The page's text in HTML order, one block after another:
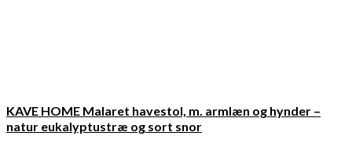
KAVE HOME Malaret havestol, m. armlæn og hynder –
natur eukalyptustræ og sort snor